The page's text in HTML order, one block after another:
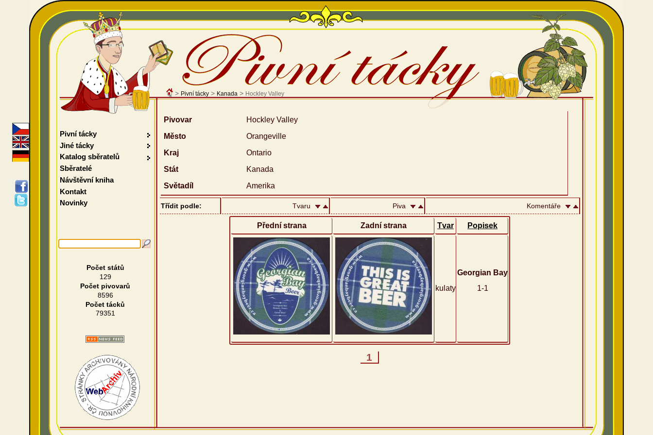
> Pivní tácky> Kanada> Hockley Valley
Pivovar
Hockley Valley
Město
Orangeville
Kraj
Ontario
Stát
Kanada
Světadíl
Amerika
Třídit podle: Tvaru Piva Komentáře
Přední strana Zadní strana Tvar Popisek
kulaty
Georgian Bay
1-1
1
Pivní tácky
Jiné tácky
Katalog sběratelů
Sběratelé
Návštěvní kniha
Kontakt
Novinky
Počet států
129
Počet pivovarů
8596
Počet tácků
79351